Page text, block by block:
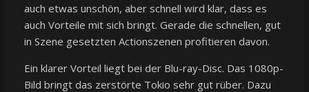
auch etwas unschön, aber schnell wird klar, dass es
auch Vorteile mit sich bringt. Gerade die schnellen, gut
in Szene gesetzten Actionszenen profitieren davon.
Ein klarer Vorteil liegt bei der Blu-ray-Disc. Das 1080p-
Bild bringt das zerstörte Tokio sehr gut rüber. Dazu